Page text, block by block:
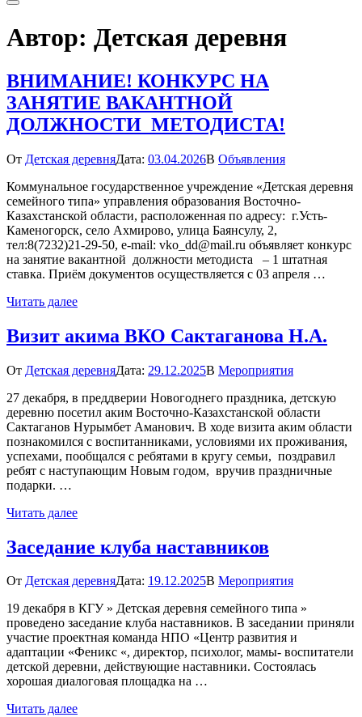
Автор: Детская деревня
ВНИМАНИЕ! КОНКУРС НА
ЗАНЯТИЕ ВАКАНТНОЙ
ДОЛЖНОСТИ МЕТОДИСТА!
От Детская деревняДата: 03.04.2026В Объявления
Коммунальное государственное учреждение «Детская деревня
семейного типа» управления образования Восточно-
Казахстанской области, расположенная по адресу: г.Усть-
Каменогорск, село Ахмирово, улица Баянсулу, 2,
тел:8(7232)21-29-50, e-mail: vko_dd@mail.ru объявляет конкурс
на занятие вакантной должности методиста – 1 штатная
ставка. Приём документов осуществляется с 03 апреля …
Читать далее
Визит акима ВКО Сактаганова Н.А.
От Детская деревняДата: 29.12.2025В Мероприятия
27 декабря, в преддверии Новогоднего праздника, детскую
деревню посетил аким Восточно-Казахстанской области
Сактаганов Нурымбет Аманович. В ходе визита аким области
познакомился с воспитанниками, условиями их проживания,
успехами, пообщался с ребятами в кругу семьи, поздравил
ребят с наступающим Новым годом, вручив праздничные
подарки. …
Читать далее
Заседание клуба наставников
От Детская деревняДата: 19.12.2025В Мероприятия
19 декабря в КГУ » Детская деревня семейного типа »
проведено заседание клуба наставников. В заседании приняли
участие проектная команда НПО «Центр развития и
адаптации «Феникс «, директор, психолог, мамы- воспитатели
детской деревни, действующие наставники. Состоялась
хорошая диалоговая площадка на …
Читать далее